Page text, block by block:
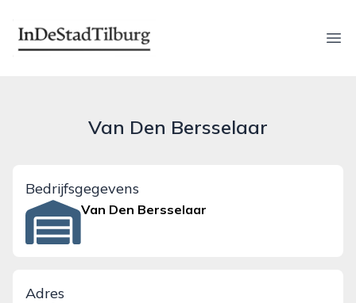
indestadtilburg.nl
Van Den Bersselaar
Bedrijfsgegevens
Van Den Bersselaar
Adres